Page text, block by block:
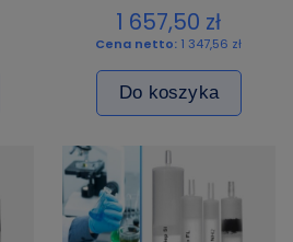
1 657,50 zł
Cena netto: 1 347,56 zł
Do koszyka